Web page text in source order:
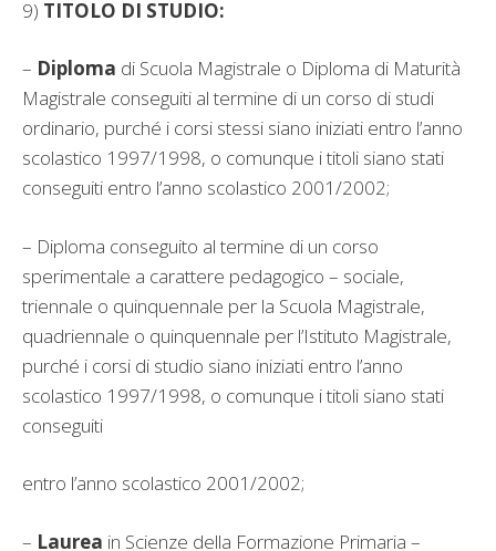
9) TITOLO DI STUDIO:
– Diploma di Scuola Magistrale o Diploma di Maturità
Magistrale conseguiti al termine di un corso di studi
ordinario, purché i corsi stessi siano iniziati entro l’anno
scolastico 1997/1998, o comunque i titoli siano stati
conseguiti entro l’anno scolastico 2001/2002;
– Diploma conseguito al termine di un corso
sperimentale a carattere pedagogico – sociale,
triennale o quinquennale per la Scuola Magistrale,
quadriennale o quinquennale per l’Istituto Magistrale,
purché i corsi di studio siano iniziati entro l’anno
scolastico 1997/1998, o comunque i titoli siano stati
conseguiti
entro l’anno scolastico 2001/2002;
– Laurea in Scienze della Formazione Primaria –